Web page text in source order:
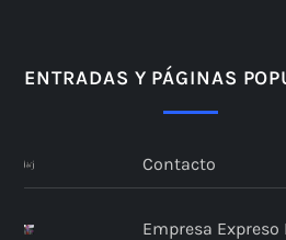
ENTRADAS Y PÁGINAS
Contacto
Empresa